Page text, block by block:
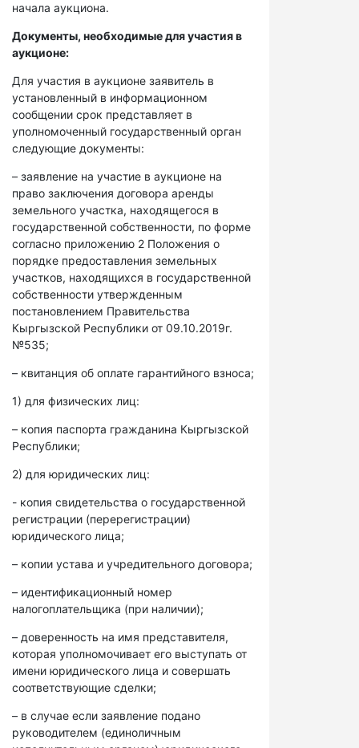
начала аукциона.
Документы, необходимые для участия в
аукционе:
Для участия в аукционе заявитель в
установленный в информационном
сообщении срок представляет в
уполномоченный государственный орган
следующие документы:
– заявление на участие в аукционе на
право заключения договора аренды
земельного участка, находящегося в
государственной собственности, по форме
согласно приложению 2 Положения о
порядке предоставления земельных
участков, находящихся в государственной
собственности утвержденным
постановлением Правительства
Кыргызской Республики от 09.10.2019г.
№535;
– квитанция об оплате гарантийного взноса;
1) для физических лиц:
– копия паспорта гражданина Кыргызской
Республики;
2) для юридических лиц:
- копия свидетельства о государственной
регистрации (перерегистрации)
юридического лица;
– копии устава и учредительного договора;
– идентификационный номер
налогоплательщика (при наличии);
– доверенность на имя представителя,
которая уполномочивает его выступать от
имени юридического лица и совершать
соответствующие сделки;
– в случае если заявление подано
руководителем (единоличным